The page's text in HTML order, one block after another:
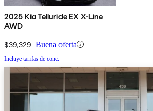
2025 Kia Telluride EX X-Line
AWD
$39,329 Buena oferta
Incluye tarifas de conc.